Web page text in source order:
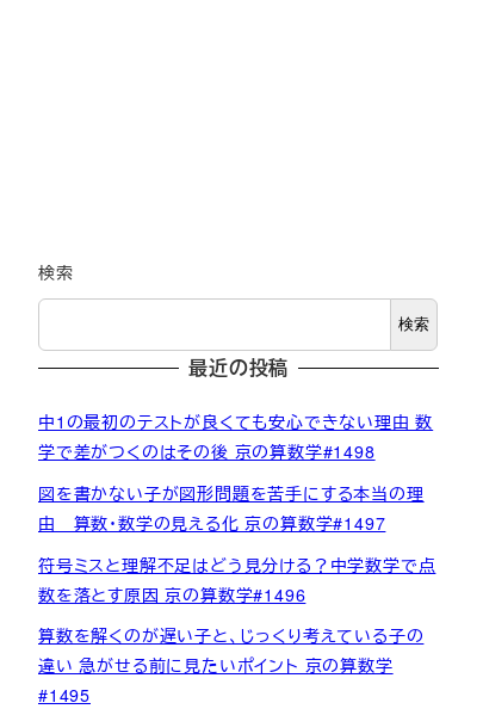
検索
検索
最近の投稿
中1の最初のテストが良くても安心できない理由 数
学で差がつくのはその後 京の算数学#1498
図を書かない子が図形問題を苦手にする本当の理
由 算数・数学の見える化 京の算数学#1497
符号ミスと理解不足はどう見分ける？中学数学で点
数を落とす原因 京の算数学#1496
算数を解くのが遅い子と、じっくり考えている子の
違い 急がせる前に見たいポイント 京の算数学
#1495